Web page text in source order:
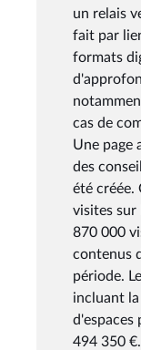
un relais
fait par
formats
cas de
Une page
des
été créée.
visites sur
870 000
contenus
période.
incluant
d'espaces
494 350 €.